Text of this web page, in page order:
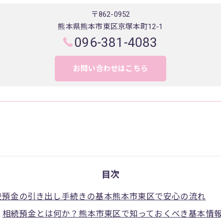
〒862-0952
熊本県熊本市東区京塚本町12-1
096-381-4083
お問い合わせはこちら
目次
預金の引き出し手続きの基本熊本市東区で安心の流れ
相続預金とは何か？熊本市東区で知っておくべき基本情